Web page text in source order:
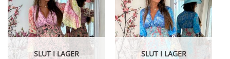
SLUT I LAGER SLUT I LAGER